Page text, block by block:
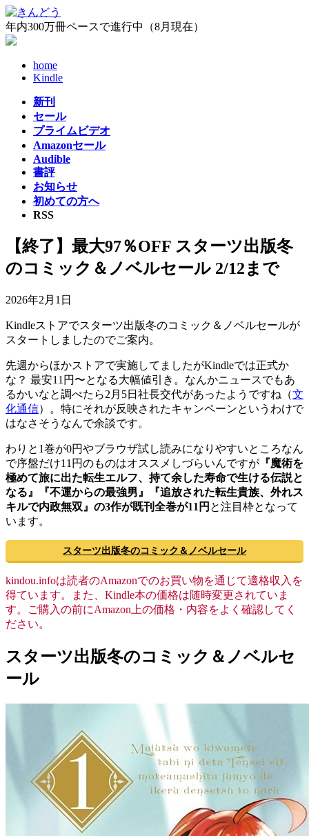
コ
ン
テ
ナ
ビ
ゲ
年内300万冊ペースで進行中（8月現在）
home
Kindle
新刊
セール
プライムビデオ
Amazonセール
Audible
書評
お知らせ
初めての方へ
RSS
【終了】最大97％OFF スターツ出版冬
のコミック＆ノベルセール 2/12まで
2026年2月1日
Kindleストアでスターツ出版冬のコミック＆ノベルセールが
スタートしましたのでご案内。
先週からほかストアで実施してましたがKindleでは正式か
な？ 最安11円〜となる大幅値引き。なんかニュースでもあ
るかいなと調べたら2月5日社長交代があったようですね（文
化通信）。特にそれが反映されたキャンペーンというわけで
はなさそうなんで余談です。
わりと1巻が0円やブラウザ試し読みになりやすいところなん
で序盤だけ11円のものはオススメしづらいんですが 『魔術を
極めて旅に出た転生エルフ、持て余した寿命で生ける伝説と
なる』『不運からの最強男』『追放された転生貴族、外れス
キルで内政無双』の3作が既刊全巻が11円 と注目枠となって
います。
スターツ出版冬のコミック＆ノベルセール
kindou.infoは読者のAmazonでのお買い物を通じて適格収入を
得ています。また、Kindle本の価格は随時変更されていま
す。ご購入の前にAmazon上の価格・内容をよく確認してく
ださい。
スターツ出版冬のコミック＆ノベルセ
ール